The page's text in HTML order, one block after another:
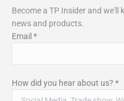
Become a TP Insider and
news and products.
Email *
How did you hear about us? *